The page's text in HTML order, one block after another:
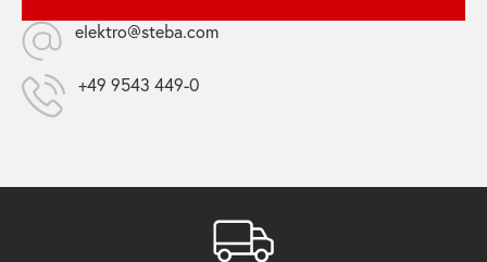
elektro@steba.com
+49 9543 449-0